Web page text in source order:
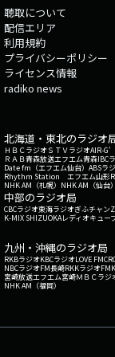
聴取について
配信エリア
利用規約
プライバシーポリシー
ライセンス情報
radiko news
北海道・東北のラジオ
ＨＢＣラジオＳＴＶラジオAIR-G'
ＲＡＢ青森放送エフエム青森IBC
Date fm（エフエム仙台） ABSラ
Rhythm Station エフエム山形
NHK AM（札幌） NHK AM（仙台
中部のラジオ局
CBCラジオ東海ラジオぎふチャン
K-MIX SHIZUOKAレディオキュー
九州・沖縄のラジオ局
RKBラジオKBCラジオLOVE FM
NBCラジオFM長崎RKKラジオ
宮崎放送エフエム宮崎ＭＢＣラジ
NHK AM（福岡）